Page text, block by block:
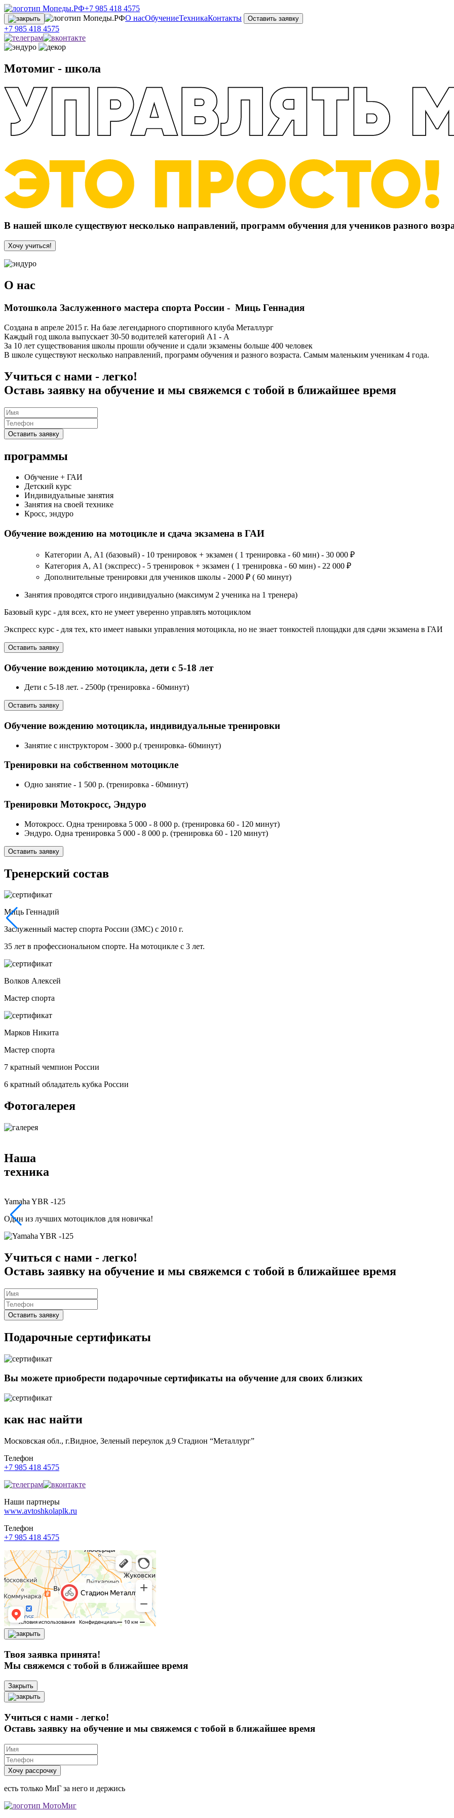
+7 985 418 4575
О насОбучениеТехникаКонтакты Оставить заявку
+7 985 418 4575
Мотомиг - школа
В нашей школе существуют несколько направлений, программ обучения для учеников разного
Хочу учиться!
О нас
Мотошкола Заслуженного мастера спорта России - Миць Геннадия
Создана в апреле 2015 г. На базе легендарного спортивного клуба Металлург
Каждый год школа выпускает 30-50 водителей категорий А1 - А
За 10 лет существования школы прошли обучение и сдали экзамены больше 400 человек
В школе существуют несколько направлений, программ обучения и разного возраста. Самым маленьким ученикам 4 года.
Учиться с нами - легко!
Оставь заявку на обучение и мы свяжемся с тобой в ближайшее время
Оставить заявку
программы
Обучение + ГАИ
Детский курс
Индивидуальные занятия
Занятия на своей технике
Кросс, эндуро
Обучение вождению на мотоцикле и сдача экзамена в ГАИ
Категории А, А1 (базовый) - 10 тренировок + экзамен ( 1 тренировка - 60 мин) - 30 000 ₽
Категория А, А1 (экспресс) - 5 тренировок + экзамен ( 1 тренировка - 60 мин) - 22 000 ₽
Дополнительные тренировки для учеников школы - 2000 ₽ ( 60 минут)
Занятия проводятся строго индивидуально (максимум 2 ученика на 1 тренера)
Базовый курс - для всех, кто не умеет уверенно управлять мотоциклом
Экспресс курс - для тех, кто имеет навыки управления мотоцикла, но не знает тонкостей площадки для сдачи экзамена в ГАИ
Оставить заявку
Обучение вождению мотоцикла, дети с 5-18 лет
Дети с 5-18 лет. - 2500р (тренировка - 60минут)
Оставить заявку
Обучение вождению мотоцикла, индивидуальные тренировки
Занятиe с инструктором - 3000 р.( тренировка- 60минут)
Тренировки на собственном мотоцикле
Одно занятие - 1 500 р. (тренировка - 60минут)
Тренировки Мотокросс, Эндуро
Мотокросс. Одна тренировка 5 000 - 8 000 р. (тренировка 60 - 120 минут)
Эндуро. Одна тренировка 5 000 - 8 000 р. (тренировка 60 - 120 минут)
Оставить заявку
Тренерский состав
Миць Геннадий
Заслуженный мастер спорта России (ЗМС) с 2010 г.
35 лет в профессиональном спорте. На мотоцикле с 3 лет.
Волков Алексей
Мастер спорта
Марков Никита
Мастер спорта
7 кратный чемпион России
6 кратный обладатель кубка России
Фотогалерея
Наша
техника
Yamaha YBR -125
Один из лучших мотоциклов для новичка!
Учиться с нами - легко!
Оставь заявку на обучение и мы свяжемся с тобой в ближайшее время
Оставить заявку
Подарочные сертификаты
Вы можете приобрести подарочные сертификаты на обучение для своих близких
как нас найти
Московская обл., г.Видное, Зеленый переулок д.9 Стадион “Металлург”
Телефон
+7 985 418 4575
Наши партнеры
www.avtoshkolaplk.ru
Телефон
+7 985 418 4575
Твоя заявка принята!
Мы свяжемся с тобой в ближайшее время
Закрыть
Учиться с нами - легко!
Оставь заявку на обучение и мы свяжемся с тобой в ближайшее время
Хочу рассрочку
есть только МиГ за него и держись